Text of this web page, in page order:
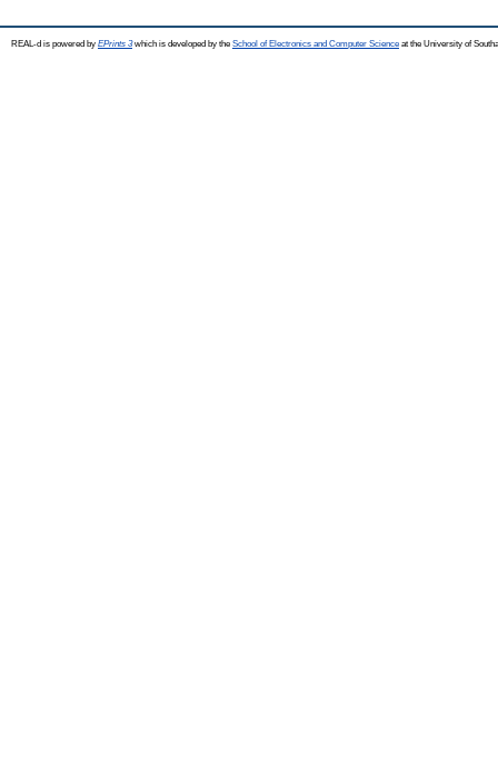
REAL-d is powered by EPrints 3which is developed by the School of Electronics and Computer Science at the University of